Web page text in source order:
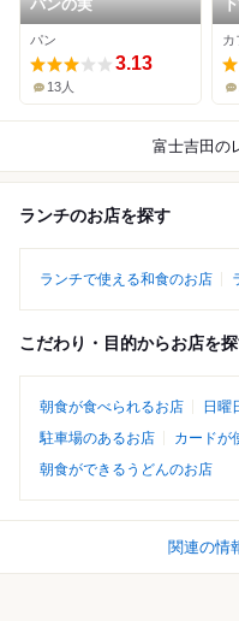
パンの実
パン
3.13
13人
カ
富士吉田 の
ランチのお店を探す
ランチで使える和食のお店
こだわり・目的からお店を
朝食が食べられるお店
日曜
駐車場のあるお店
カードが
朝食ができるうどんのお店
関連の情